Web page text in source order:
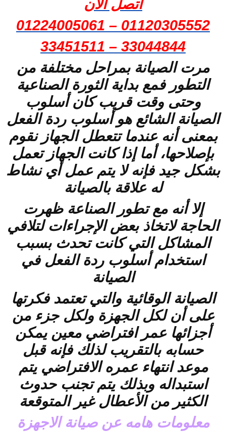
اتصل الان
01120305552 – 01224005061
33044844 – 33451511
مرت الصيانة بمراحل مختلفة من
التطور فمع بداية الثورة الصناعية
وحتى وقت قريب كان أسلوب
الصيانة الشائع هو أسلوب ردة الفعل
بمعنى أنه عندما تتعطل الجهاز نقوم
بإصلاحها، أما إذا كانت الجهاز تعمل
بشكل جيد فإنه لا يتم عمل أي نشاط
له علاقة بالصيانة
إلا أنه مع تطور الصناعة ظهرت
الحاجة لاتخاذ بعض الإجراءات لتلافي
المشاكل التي كانت تحدث بسبب
استخدام أسلوب ردة الفعل في
الصيانة
الصيانة الوقائية والتي تعتمد فكرتها
على أن لكل الجهزة ولكل جزء من
أجزائها عمر افتراضي معين يمكن
حسابه بالتقريب لذلك فإنه قبل
موعد انتهاء عمره الافتراضي يتم
استبداله وبذلك يتم تجنب حدوث
الكثير من الأعطال غير المتوقعة
معلومات هامه عن صيانة الاجهزة